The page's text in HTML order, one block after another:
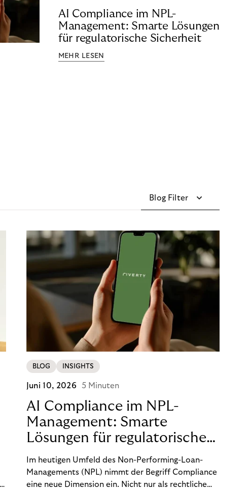
AI Compliance im NPL-
Management: Smarte Lösungen
für regulatorische Sicherheit
MEHR LESEN
Blog Filter
BLOG INSIGHTS
Juni 10, 2026 5 Minuten
AI Compliance im NPL-
Management: Smarte
Lösungen für regulatorische
Sicherheit
Im heutigen Umfeld des Non-Performing-Loan-
Managements (NPL) nimmt der Begriff Compliance
eine neue Dimension ein. Nicht nur als rechtliche